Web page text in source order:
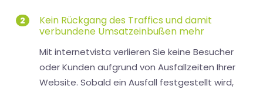
2
Kein Rückgang des Traffics und damit
verbundene Umsatzeinbußen mehr
Mit internetvista verlieren Sie keine Besucher
oder Kunden aufgrund von Ausfallzeiten Ihrer
Website. Sobald ein Ausfall festgestellt wird,